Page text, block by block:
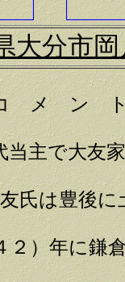
大分市
メ ン
当主で大友
氏は豊後
２）年に鎌